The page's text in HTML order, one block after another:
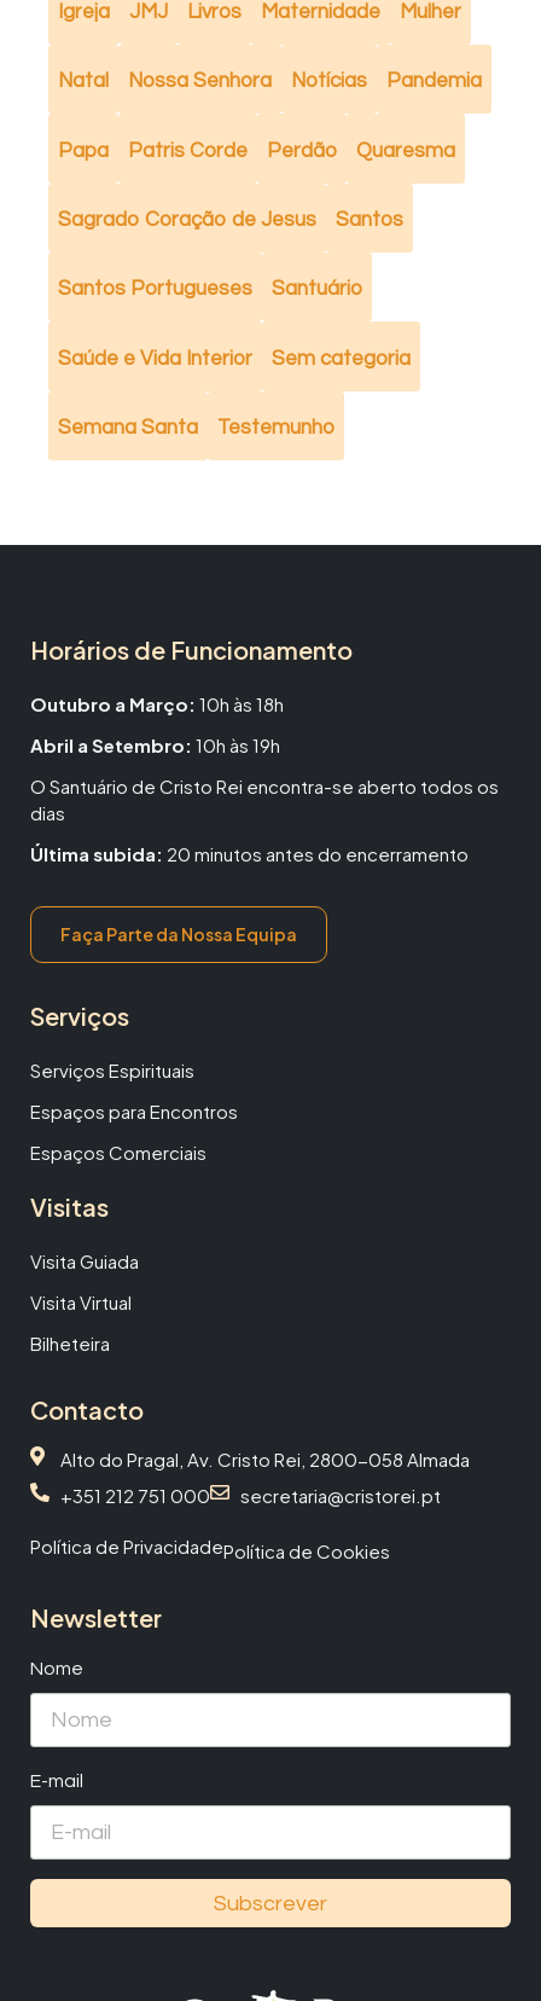
Igreja JMJ Livros Maternidade Mulher
Natal Nossa Senhora Notícias Pandemia
Papa Patris Corde Perdão Quaresma
Sagrado Coração de Jesus Santos
Santos Portugueses Santuário
Saúde e Vida Interior Sem categoria
Semana Santa Testemunho
Horários de Funcionamento
Outubro a Março: 10h às 18h
Abril a Setembro: 10h às 19h
O Santuário de Cristo Rei encontra-se aberto todos os
dias
Última subida: 20 minutos antes do encerramento
Faça Parte da Nossa Equipa
Serviços
Serviços Espirituais
Espaços para Encontros
Espaços Comerciais
Visitas
Visita Guiada
Visita Virtual
Bilheteira
Contacto
Alto do Pragal, Av. Cristo Rei, 2800-058 Almada
+351 212 751 000
secretaria@cristorei.pt
Política de PrivacidadePolítica de Cookies
Newsletter
Nome
E-mail
Subscrever